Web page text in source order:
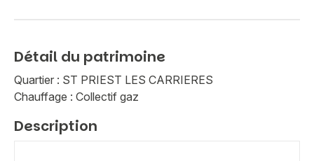
Détail du patrimoine
Quartier : ST PRIEST LES CARRIERES
Chauffage : Collectif gaz
Description